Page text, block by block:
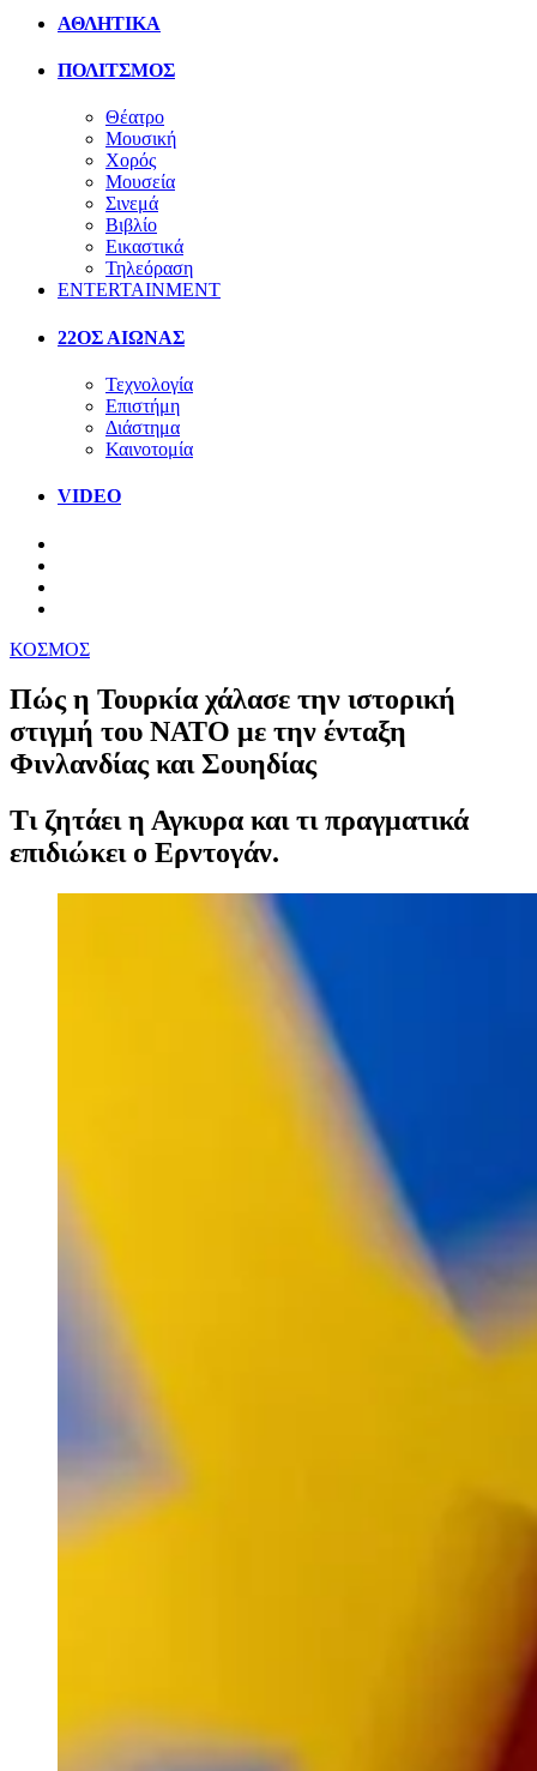
ΑΘΛΗΤΙΚΑ
ΠΟΛΙΤΣΜΟΣ
Θέατρο
Μουσική
Χορός
Μουσεία
Σινεμά
Βιβλίο
Εικαστικά
Τηλεόραση
ENTERTAINMENT
22ΟΣ ΑΙΩΝΑΣ
Τεχνολογία
Επιστήμη
Διάστημα
Καινοτομία
VIDEO
ΚΟΣΜΟΣ
Πώς η Τουρκία χάλασε την ιστορική
στιγμή του ΝΑΤΟ με την ένταξη
Φινλανδίας και Σουηδίας
Τι ζητάει η Αγκυρα και τι πραγματικά
επιδιώκει ο Ερντογάν.